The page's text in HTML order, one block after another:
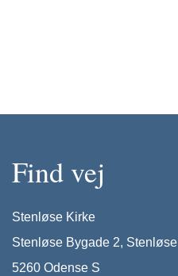
Find vej
Stenløse Kirke
Stenløse Bygade 2, Stenløse
5260 Odense S